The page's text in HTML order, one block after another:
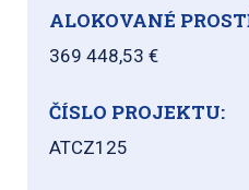
ALOKOVANÉ
369 448,53 €
ČÍSLO PROJEKTU:
ATCZ125